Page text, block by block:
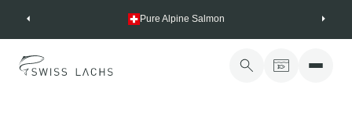
Pure Alpine Salmon